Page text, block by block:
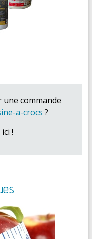
commande
a-crocs ?
!